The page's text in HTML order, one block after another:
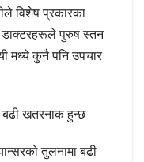
विशेष प्रकारका
डाक्टरहरूले पुरुष स्तन
मध्ये कुनै पनि उपचार
बढी खतरनाक हुन्छ
तुलनामा बढी